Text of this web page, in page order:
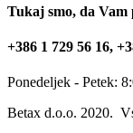
Tukaj smo, da Vam
+386 1 729 56 16,
Ponedeljek - Petek:
Betax d.o.o. 2020.